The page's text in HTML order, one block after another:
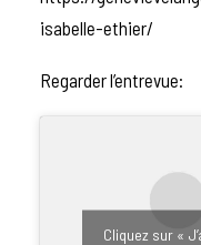
isabelle-ethier/
Regarder l’entrevue:
Cliquez sur «